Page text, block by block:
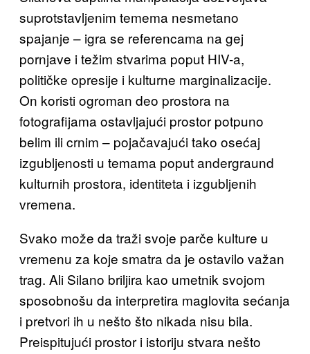
suprotstavljenim temema nesmetano
spajanje – igra se referencama na gej
pornjave i težim stvarima poput HIV-a,
političke opresije i kulturne marginalizacije.
On koristi ogroman deo prostora na
fotografijama ostavljajući prostor potpuno
belim ili crnim – pojačavajući tako osećaj
izgubljenosti u temama poput andergraund
kulturnih prostora, identiteta i izgubljenih
vremena.
Svako može da traži svoje parče kulture u
vremenu za koje smatra da je ostavilo važan
trag. Ali Silano briljira kao umetnik svojom
sposobnošu da interpretira maglovita sećanja
i pretvori ih u nešto što nikada nisu bila.
Preispitujući prostor i istoriju stvara nešto